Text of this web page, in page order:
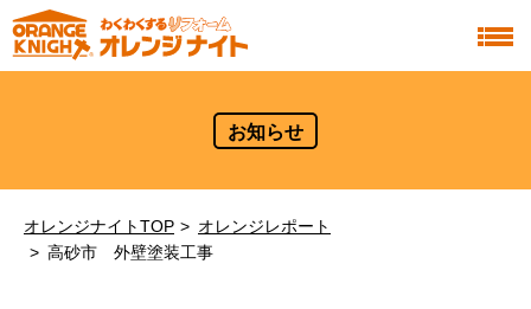
お知らせ
オレンジナイトTOP
オレンジレポート
高砂市 外壁塗装工事